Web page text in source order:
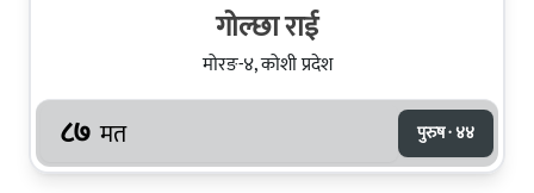
गोल्छा राई
मोरङ-४, कोशी प्रदेश
८७ मत पुरुष · ४४